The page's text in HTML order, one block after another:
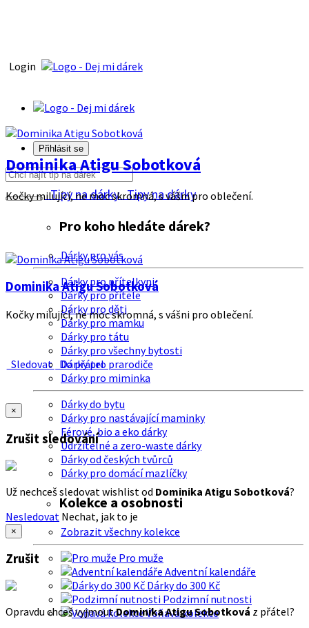
Login
Přihlásit se
Tipy na dárkyTipy na dárky
Pro koho hledáte dárek?
Dárky pro vás
Dárky pro přítelkyni
Dárky pro přítele
Dárky pro děti
Dárky pro mamku
Dárky pro tátu
Dárky pro všechny bytosti
Dárky pro prarodiče
Dárky pro miminka
Dárky do bytu
Dárky pro nastávající maminky
Férové, bio a eko dárky
Udržitelné a zero-waste dárky
Dárky od českých tvůrců
Dárky pro domácí mazlíčky
Kolekce a osobnosti
Zobrazit všechny kolekce
Pro muže
Adventní kalendáře
Dárky do 300 Kč
Podzimní nutnosti
Voňavá kolekce
Dominika Atigu Sobotková
Kočky milující, ne moc skromná, s vášni pro oblečení.
Dominika Atigu Sobotková
Kočky milující, ne moc skromná, s vášni pro oblečení.
Sledovat Do přátel
×
Zrušit sledování
Už nechceš sledovat wishlist od Dominika Atigu Sobotková?
Nesledovat Nechat, jak to je
×
Zrušit
Opravdu chceš vyjmoutDominika Atigu Sobotková z přátel?